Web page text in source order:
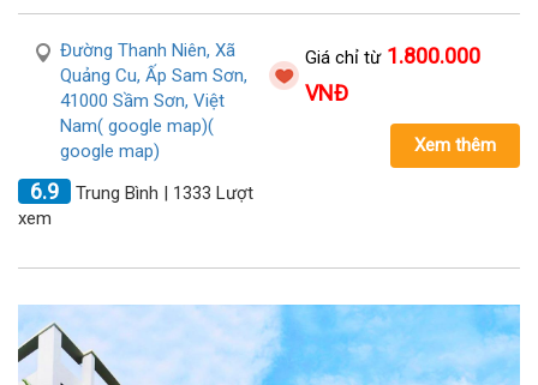
Đường Thanh Niên, Xã
Quảng Cu, Ấp Sam Sơn,
41000 Sầm Sơn, Việt
Nam( google map)(
google map)
6.9
Trung Bình | 1333 Lượt
xem
Giá chỉ từ 1.800.000
VNĐ
Xem thêm